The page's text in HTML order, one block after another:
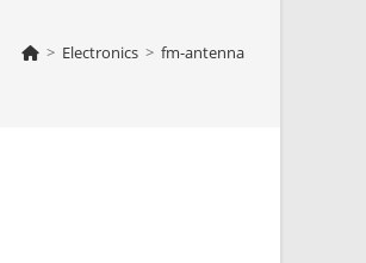
> Electronics > fm-antenna